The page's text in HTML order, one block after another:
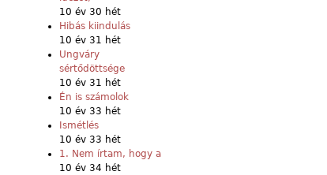
10 év 30 hét
Hibás kiindulás
10 év 31 hét
Ungváry
sértődöttsége
10 év 31 hét
Én is számolok
10 év 33 hét
Ismétlés
10 év 33 hét
1. Nem írtam, hogy a
10 év 34 hét